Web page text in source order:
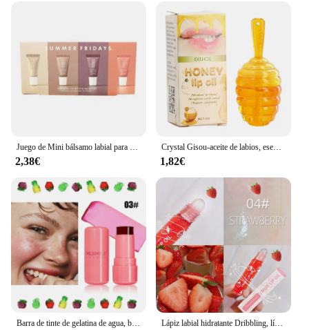
2,38€
Crystal Gisou-aceite de labios, esencia de miel de fruta, líquido de labios teñido Sexy y regordete, aceite hidratante resistente al agua, brillo de labios, cuidado de labios, 8ml/5g
1,82€
Lápiz labial hidratante Dribbling, líquido hidratante, aceite de labios de karité de fruta